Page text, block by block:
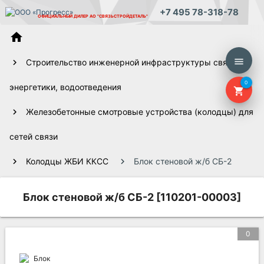
ОФИЦИАЛЬНЫЙ ДИЛЕР АО "СВЯЗЬСТРОЙДЕТАЛЬ" +7 495 78-318-78
menu
shopping_cart
0
home
Строительство инженерной инфраструктуры связи,
энергетики, водоотведения
Железобетонные смотровые устройства (колодцы) для
сетей связи
Колодцы ЖБИ ККСС Блок стеновой ж/б СБ-2
Блок стеновой ж/б СБ-2 [110201-00003]
0